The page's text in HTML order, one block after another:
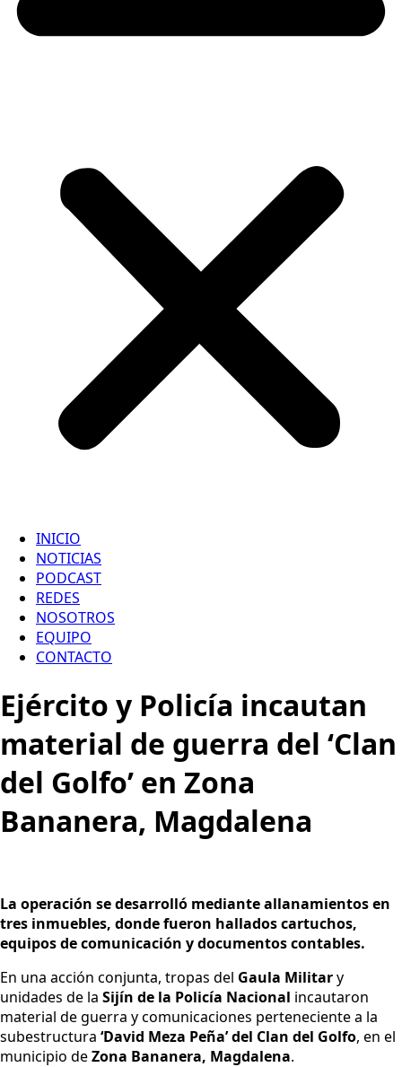
INICIO
NOTICIAS
PODCAST
REDES
NOSOTROS
EQUIPO
CONTACTO
Ejército y Policía incautan
material de guerra del ‘Clan
del Golfo’ en Zona
Bananera, Magdalena
La operación se desarrolló mediante allanamientos en
tres inmuebles, donde fueron hallados cartuchos,
equipos de comunicación y documentos contables.
En una acción conjunta, tropas del Gaula Military
unidades de la Sijín de la Policía Nacional incautaron
material de guerra y comunicaciones perteneciente a la
subestructura ‘David Meza Peña’ del Clan del Golfo, en el
municipio deZona Bananera, Magdalena.